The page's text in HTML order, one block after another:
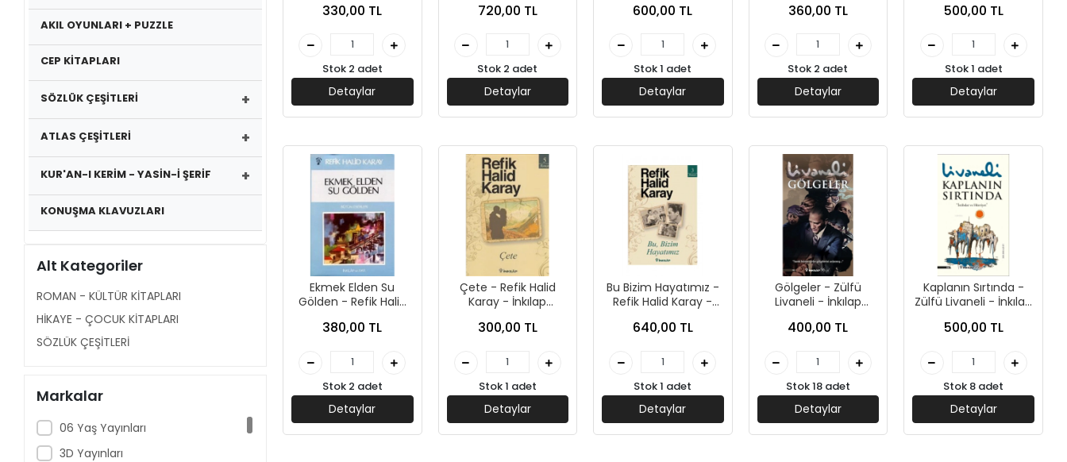
AKIL OYUNLARI + PUZZLE
CEP KİTAPLARI
SÖZLÜK ÇEŞİTLERİ +
ATLAS ÇEŞİTLERİ +
KUR'AN-I KERİM - YASİN-İ ŞERİF +
KONUŞMA KLAVUZLARI
Alt Kategoriler
ROMAN - KÜLTÜR KİTAPLARI
HİKAYE - ÇOCUK KİTAPLARI
SÖZLÜK ÇEŞİTLERİ
Markalar
06 Yaş Yayınları
3D Yayınları
330,00 TL
Stok 2 adet
Detaylar
720,00 TL
Stok 2 adet
Detaylar
600,00 TL
Stok 1 adet
Detaylar
360,00 TL
Stok 2 adet
Detaylar
500,00 TL
Stok 1 adet
Detaylar
Ekmek Elden Su
Gölden - Refik Halid
Yayınları
380,00 TL
Stok 2 adet
Detaylar
Çete - Refik Halid
Karay - İnkılap
300,00 TL
Stok 1 adet
Detaylar
Bu Bizim Hayatımız -
Refik Halid Karay -
640,00 TL
Stok 1 adet
Detaylar
Gölgeler - Zülfü
Livaneli - İnkılap
400,00 TL
Stok 18 adet
Detaylar
Kaplanın Sırtında -
Zülfü Livaneli - İnkılap
500,00 TL
Stok 8 adet
Detaylar